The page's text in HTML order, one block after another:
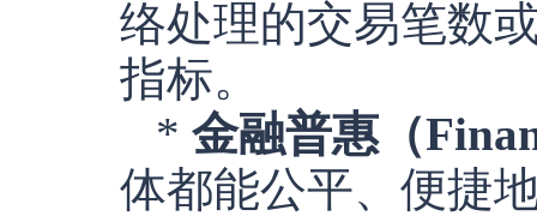
络处理的交易笔数
指标。
* 金融普惠（
体都能公平、便捷